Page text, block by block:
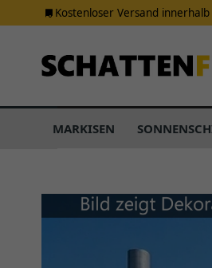
Kostenloser Versand
MARKISEN